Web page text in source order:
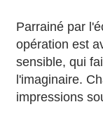
Parrainé par
opération est
sensible, qui
l'imaginaire.
impressions